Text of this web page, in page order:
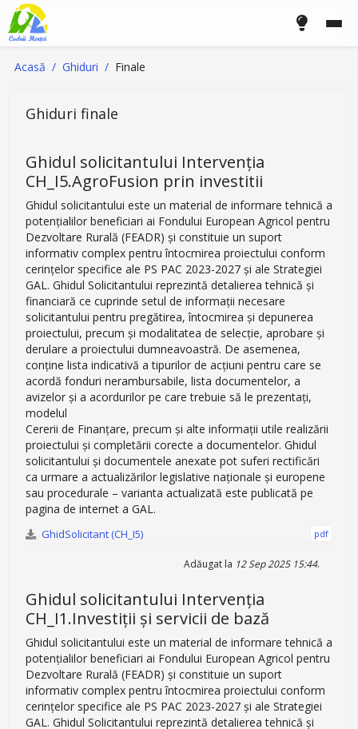
Acasă Ghiduri Finale
Ghiduri finale
Ghidul solicitantului Intervenția
CH_I5.AgroFusion prin investitii
Ghidul solicitantului este un material de informare tehnică a
potenţialilor beneficiari ai Fondului European Agricol pentru
Dezvoltare Rurală (FEADR) şi constituie un suport
informativ complex pentru întocmirea proiectului conform
cerinţelor specifice ale PS PAC 2023-2027 și ale Strategiei
GAL. Ghidul Solicitantului reprezintă detalierea tehnică şi
financiară ce cuprinde setul de informaţii necesare
solicitantului pentru pregătirea, întocmirea și depunerea
proiectului, precum și modalitatea de selecţie, aprobare şi
derulare a proiectului dumneavoastră. De asemenea,
conţine lista indicativă a tipurilor de acțiuni pentru care se
acordă fonduri nerambursabile, lista documentelor, a
avizelor şi a acordurilor pe care trebuie să le prezentaţi,
modelul
Cererii de Finanțare, precum și alte informații utile realizării
proiectului şi completării corecte a documentelor. Ghidul
solicitantului şi documentele anexate pot suferi rectificări
ca urmare a actualizărilor legislative naţionale şi europene
sau procedurale – varianta actualizată este publicată pe
pagina de internet a GAL.
GhidSolicitant (CH_I5) pdf
Adăugat la 12 Sep 2025 15:44.
Ghidul solicitantului Intervenția
CH_I1.Investiții și servicii de bază
Ghidul solicitantului este un material de informare tehnică a
potenţialilor beneficiari ai Fondului European Agricol pentru
Dezvoltare Rurală (FEADR) şi constituie un suport
informativ complex pentru întocmirea proiectului conform
cerinţelor specifice ale PS PAC 2023-2027 și ale Strategiei
GAL. Ghidul Solicitantului reprezintă detalierea tehnică şi